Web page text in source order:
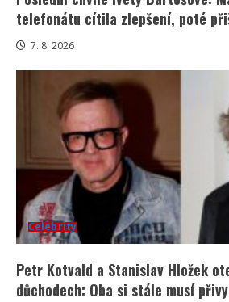
telefonátu cítila zlepšení, poté
7. 8. 2026
Celebrity
Petr Kotvald a Stanislav Hložek
důchodech: Oba si stále musí